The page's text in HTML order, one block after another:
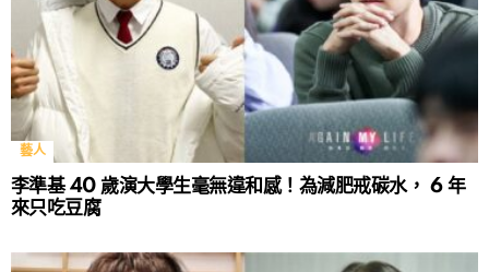
藝人
李準基 40 歲演大學生毫無違和感！為減肥戒碳水， 6 年
來只吃豆腐